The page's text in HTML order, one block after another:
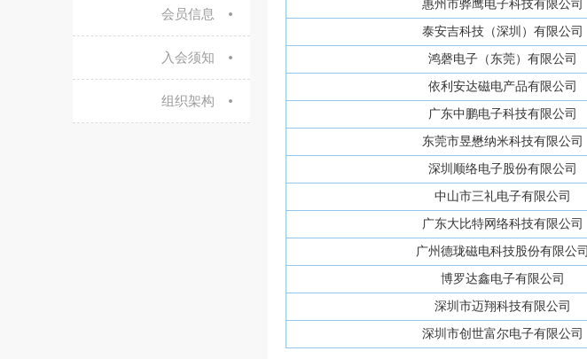
会员信息
入会须知
组织架构
惠州市骅鹰电子科技有限公司
泰安吉科技（深圳）有限公司
鸿磬电子（东莞）有限公司
依利安达磁电产品有限公司
广东中鹏电子科技有限公司
东莞市昱懋纳米科技有限公司
深圳顺络电子股份有限公司
中山市三礼电子有限公司
广东大比特网络科技有限公司
广州德珑磁电科技股份有限公司
博罗达鑫电子有限公司
深圳市迈翔科技有限公司
深圳市创世富尔电子有限公司